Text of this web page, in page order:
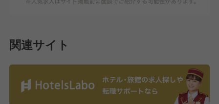
関連サイト